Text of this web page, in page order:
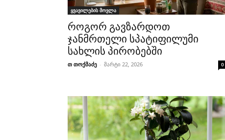
ყვავილების მოვლა
როგორ გავზარდოთ
ჯანმრთელი სპატიფილუმი
სახლის პირობებში
თ თოქმაძე - მარტი 22, 2026 0